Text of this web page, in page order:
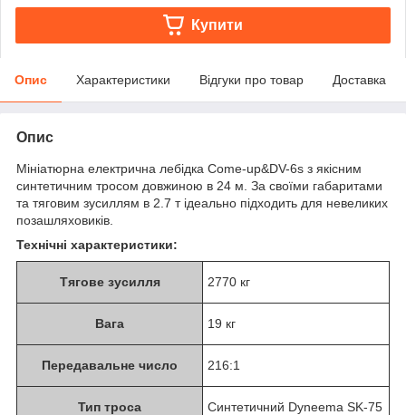
Купити
Опис Характеристики Відгуки про товар Доставка
Опис
Мініатюрна електрична лебідка Come-up&DV-6s з якісним
синтетичним тросом довжиною в 24 м. За своїми габаритами
та тяговим зусиллям в 2.7 т ідеально підходить для невеликих
позашляховиків.
Технічні характеристики:
Тягове зусилля 2770 кг
Вага 19 кг
Передавальне число 216:1
Тип троса Синтетичний Dyneema SK-75